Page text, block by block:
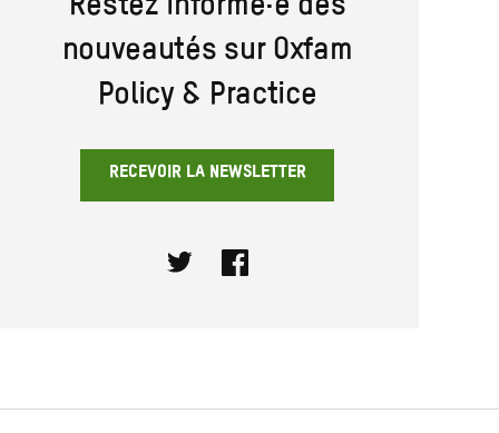
Restez informé·e des
nouveautés sur Oxfam
Policy & Practice
RECEVOIR LA NEWSLETTER